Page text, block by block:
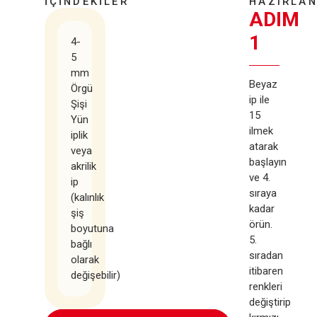
4-
5
mm
Örgü
Şişi
Yün
iplik
veya
akrilik
ip
(kalınlık
şiş
boyutuna
bağlı
olarak
değişebilir)
ADIM
1
Beyaz
ip ile
15
ilmek
atarak
başlayın
ve 4.
sıraya
kadar
örün.​
5.
sıradan
itibaren
renkleri
değiştirip